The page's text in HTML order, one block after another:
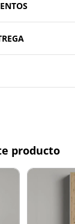
producto